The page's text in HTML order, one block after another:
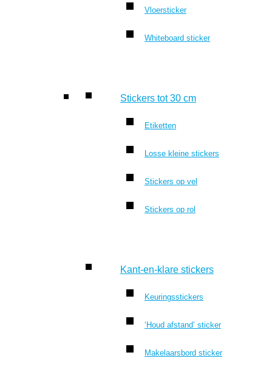
Vloersticker
Whiteboard sticker
Stickers tot 30 cm
Etiketten
Losse kleine stickers
Stickers op vel
Stickers op rol
Kant-en-klare stickers
Keuringsstickers
‘Houd afstand’ sticker
Makelaarsbord sticker